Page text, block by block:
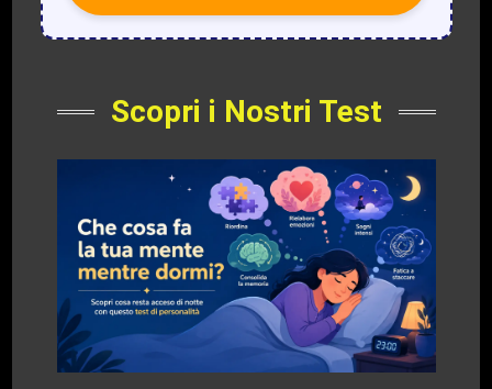
Scopri i Nostri Test